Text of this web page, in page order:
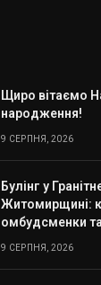
Щиро вітаємо
народження!
9 СЕРПНЯ, 2026
Булінг у
Житомирщині:
омбудсменки та
9 СЕРПНЯ, 2026